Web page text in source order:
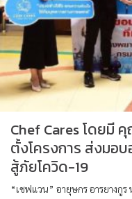
Chef Cares โดยมี
ตั้งโครงการ ส่งมอ
สู้ภัยโควิด-19
“เชฟแวน” อายุษกร อารยางกู